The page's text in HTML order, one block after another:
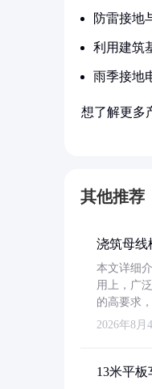
防雷接地
利用建筑
雨季接地
想了解更多
其他推荐
浇筑母线
本文详细
用上，广
的高要求
2026年8月
13米平